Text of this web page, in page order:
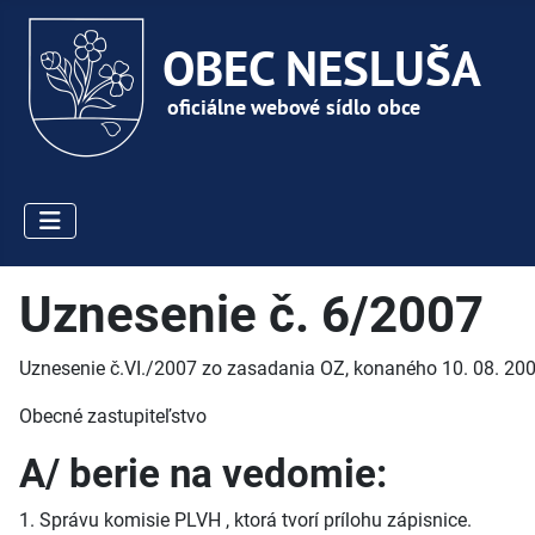
Uznesenie č. 6/2007
Uznesenie č.VI./2007 zo zasadania OZ, konaného 10. 08.
Obecné zastupiteľstvo
A/ berie na vedomie:
1. Správu komisie PLVH , ktorá tvorí prílohu zápisnice.